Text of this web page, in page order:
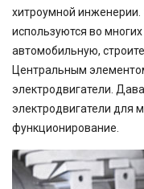
хитроумной инженерии.
используются во
автомобильную,
Центральным
электродвигатели.
электродвигатели для
функционирование.